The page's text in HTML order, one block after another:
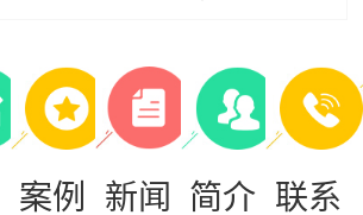
案例 新闻 简介 联系